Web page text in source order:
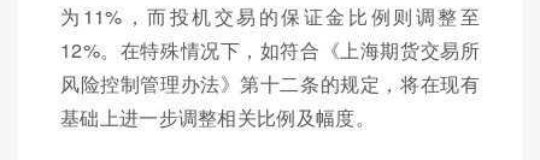
为11%，而投机交易的保证金比例则调整至
12%。在特殊情况下，如符合《上海期货交易所
风险控制管理办法》第十二条的规定，将在现有
基础上进一步调整相关比例及幅度。